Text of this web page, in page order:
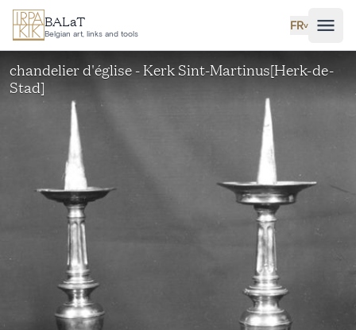
Aller au contenu principal
BALaT
Belgian art, links and tools
FR˅
chandelier d'église - Kerk Sint-Martinus[Herk-de-
Stad]